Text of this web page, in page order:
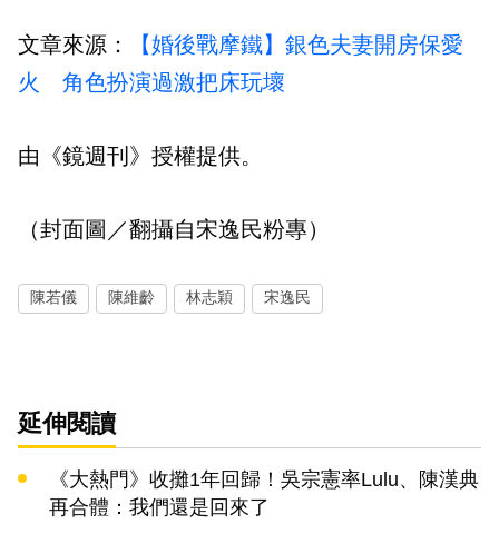
文章來源：
【婚後戰摩鐵】銀色夫妻開房保愛
火 角色扮演過激把床玩壞
由《鏡週刊》授權提供。
（封面圖／翻攝自宋逸民粉專）
陳若儀 陳維齡 林志穎 宋逸民
延伸閱讀
《大熱門》收攤1年回歸！吳宗憲率Lulu、陳漢典
再合體：我們還是回來了